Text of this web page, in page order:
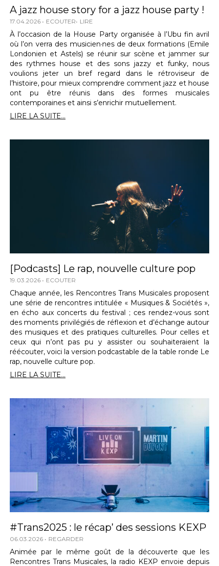
A jazz house story for a jazz house party !
17.04.2026 ECOUTER LIRE
À l’occasion de la House Party organisée à l’Ubu fin avril
où l’on verra des musicien·nes de deux formations (Emile
Londonien et Astels) se réunir sur scène et jammer sur
des rythmes house et des sons jazzy et funky, nous
voulions jeter un bref regard dans le rétroviseur de
l’histoire, pour mieux comprendre comment jazz et house
ont pu être réunis dans des formes musicales
contemporaines et ainsi s’enrichir mutuellement.
LIRE LA SUITE...
[Podcasts] Le rap, nouvelle culture pop
19.03.2026 ECOUTER
Chaque année, les Rencontres Trans Musicales proposent
une série de rencontres intitulée « Musiques & Sociétés »,
en écho aux concerts du festival ; ces rendez-vous sont
des moments privilégiés de réflexion et d’échange autour
des musiques et des pratiques culturelles. Pour celles et
ceux qui n’ont pas pu y assister ou souhaiteraient la
réécouter, voici la version podcastable de la table ronde Le
rap, nouvelle culture pop.
LIRE LA SUITE...
#Trans2025 : le récap’ des sessions KEXP
06.03.2026 REGARDER
Animée par le même goût de la découverte que les
Rencontres Trans Musicales, la radio KEXP envoie depuis